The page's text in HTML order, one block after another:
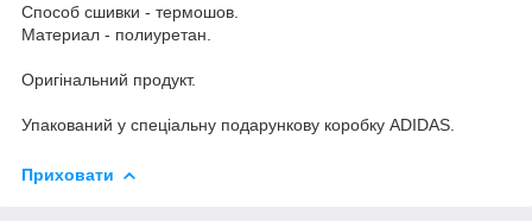
Способ сшивки - термошов.
Материал - полиуретан.
Оригінальний продукт.
Упакований у спеціальну подарункову коробку ADIDAS.
Приховати